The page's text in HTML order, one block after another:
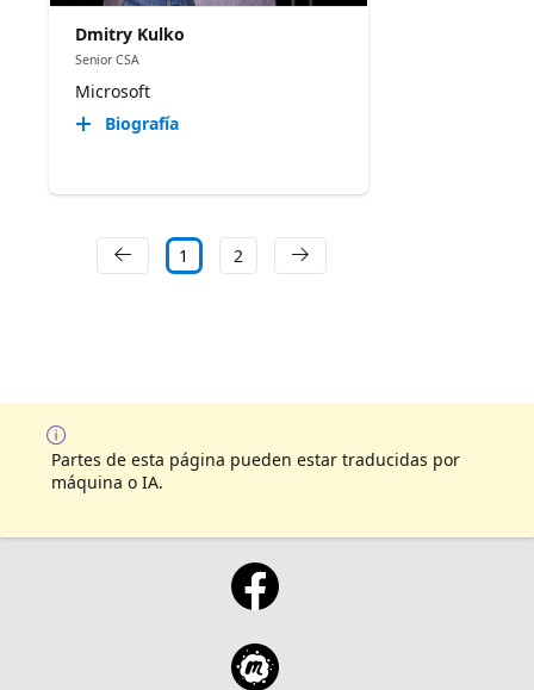
Dmitry Kulko
Senior CSA
Microsoft
Biografía
1 2
Partes de esta página pueden estar traducidas por
máquina o IA.